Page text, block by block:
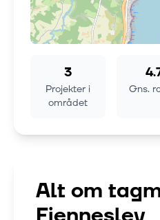
3
Projekter i
området
Gns.
Alt om